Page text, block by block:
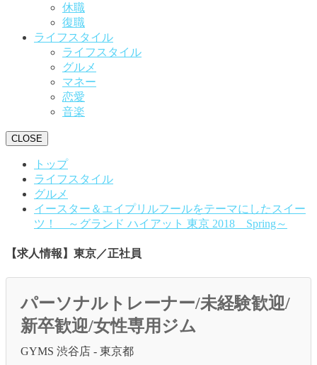
休職
復職
ライフスタイル
ライフスタイル
グルメ
マネー
恋愛
音楽
CLOSE
トップ
ライフスタイル
グルメ
イースター＆エイプリルフールをテーマにしたスイー
ツ！ ～グランド ハイアット 東京 2018 Spring～
【求人情報】東京／正社員
パーソナルトレーナー/未経験歓迎/
新卒歓迎/女性専用ジム
GYMS 渋谷店 - 東京都